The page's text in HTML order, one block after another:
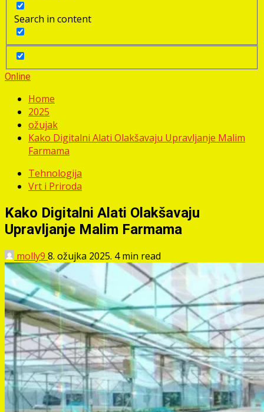
Search in content
Online
Home
2025
ožujak
Kako Digitalni Alati Olakšavaju Upravljanje Malim
Farmama
Tehnologija
Vrt i Priroda
Kako Digitalni Alati Olakšavaju
Upravljanje Malim Farmama
molly9 8. ožujka 2025. 4 min read